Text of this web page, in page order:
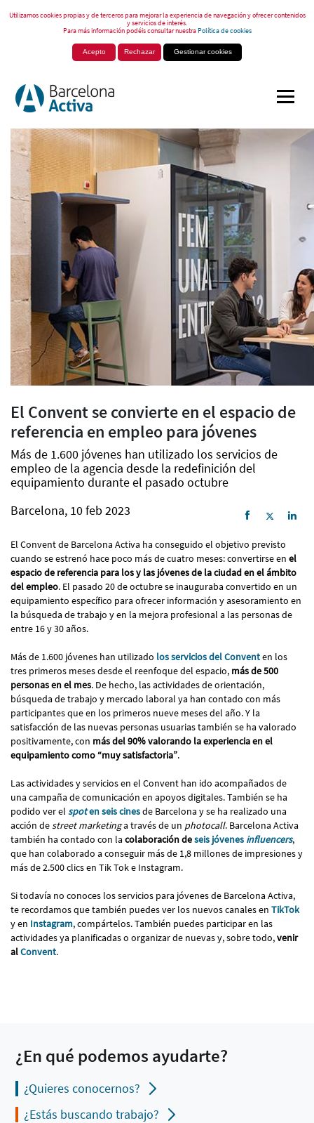
Utilizamos cookies propias y de terceros para mejorar la experiencia de navegación y ofrecer contenidos
y servicios de interés.
Para más información podéis consultar nuestraPolítica de cookies
Acepto Rechazar Gestionar cookies
El Convent se convierte en el espacio de
referencia en empleo para jóvenes
Más de 1.600 jóvenes han utilizado los servicios de
empleo de la agencia desde la redefinición del
equipamiento durante el pasado octubre
Barcelona, 10 feb 2023
El Convent de Barcelona Activa ha conseguido el objetivo previsto
cuando se estrenó hace poco más de cuatro meses: convertirse en el
espacio de referencia para los y las jóvenes de la ciudad en el ámbito
del empleo. El pasado 20 de octubre se inauguraba convertido en un
equipamiento específico para ofrecer información y asesoramiento en
la búsqueda de trabajo y en la mejora profesional a las personas de
entre 16 y 30 años.
Más de 1.600 jóvenes han utilizado los servicios del Conventen los
tres primeros meses desde el reenfoque del espacio, más de 500
personas en el mes. De hecho, las actividades de orientación,
búsqueda de trabajo y mercado laboral ya han contado con más
participantes que en los primeros nueve meses del año. Y la
satisfacción de las nuevas personas usuarias también se ha valorado
positivamente, con más del 90% valorando la experiencia en el
equipamiento como “muy satisfactoria”.
Las actividades y servicios en el Convent han ido acompañados de
una campaña de comunicación en apoyos digitales. También se ha
podido ver el spoten seis cinesde Barcelona y se ha realizado una
acción destreet marketinga través de un photocall. Barcelona Activa
también ha contado con la colaboración deseis jóvenes influencers,
que han colaborado a conseguir más de 1,8 millones de impresiones y
más de 2.500 clics en Tik Tok e Instagram.
Si todavía no conoces los servicios para jóvenes de Barcelona Activa,
te recordamos que también puedes ver los nuevos canales en TikTok
y en Instagram, compártelos. También puedes participar en las
actividades ya planificadas o organizar de nuevas y, sobre todo,venir
alConvent.
¿En qué podemos ayudarte?
¿Quieres conocernos?
¿Estás buscando trabajo?